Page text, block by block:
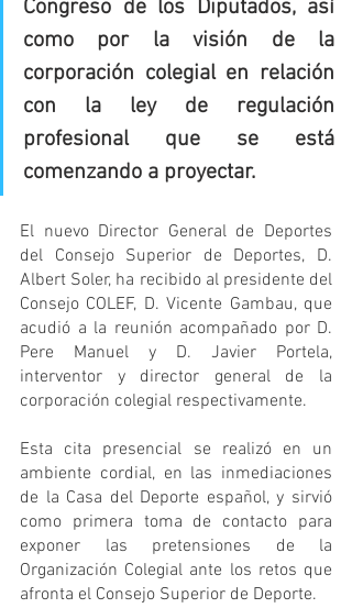
Congreso de los Diputados, así
como por la visión de la
corporación colegial en relación
con la ley de regulación
profesional que se está
comenzando a proyectar.
El nuevo Director General de Deportes
del Consejo Superior de Deportes, D.
Albert Soler, ha recibido al presidente del
Consejo COLEF, D. Vicente Gambau, que
acudió a la reunión acompañado por D.
Pere Manuel y D. Javier Portela,
interventor y director general de la
corporación colegial respectivamente.
Esta cita presencial se realizó en un
ambiente cordial, en las inmediaciones
de la Casa del Deporte español, y sirvió
como primera toma de contacto para
exponer las pretensiones de la
Organización Colegial ante los retos que
afronta el Consejo Superior de Deporte.